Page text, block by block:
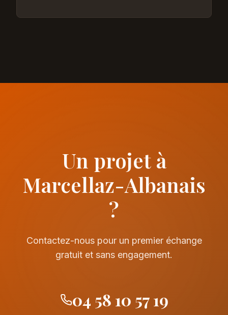
Un projet à
Marcellaz-Albanais
?
Contactez-nous pour un premier échange
gratuit et sans engagement.
04 58 10 57 19